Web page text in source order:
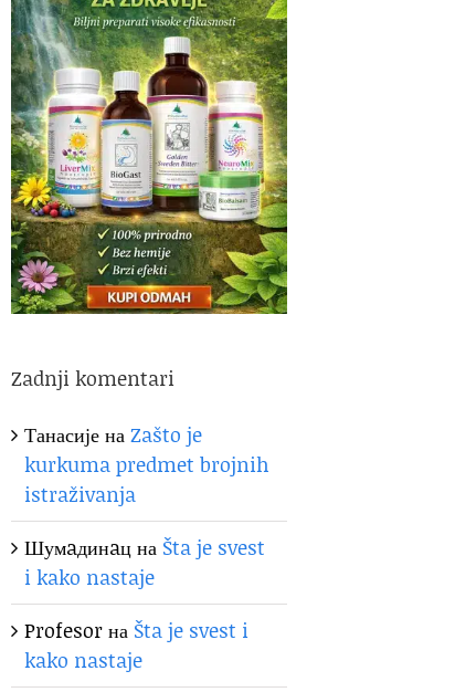
Zadnji komentari
ТанасијенаZašto je
kurkuma predmet brojnih
istraživanja
Шумaдинaцна Šta je svest
i kako nastaje
Profesorна Šta je svest i
kako nastaje